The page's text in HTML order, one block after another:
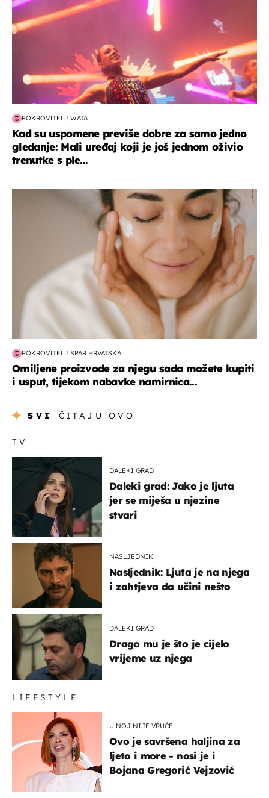
POKROVITELJ WATA
Kad su uspomene previše dobre za samo jedno
gledanje: Mali uređaj koji je još jednom oživio
trenutke s ple...
moda & ljepota
POKROVITELJ SPAR HRVATSKA
Omiljene proizvode za njegu sada možete kupiti
i usput, tijekom nabavke namirnica...
SVI ČITAJU OVO
TV
DALEKI GRAD
Daleki grad: Jako je ljuta
jer se miješa u njezine
stvari
NASLJEDNIK
Nasljednik: Ljuta je na njega
i zahtjeva da učini nešto
DALEKI GRAD
Drago mu je što je cijelo
vrijeme uz njega
LIFESTYLE
U NOJ NIJE VRUĆE
Ovo je savršena haljina za
ljeto i more - nosi je i
Bojana Gregorić Vejzović